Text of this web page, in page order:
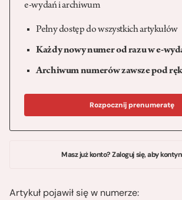
e-wydań i archiwum
Pełny dostęp do wszystkich artykułów
Każdy nowy numer od razu w e-
Archiwum numerów zawsze pod
Rozpocznij prenumeratę
Masz już konto? Zaloguj się, aby
Artykuł pojawił się w numerze: